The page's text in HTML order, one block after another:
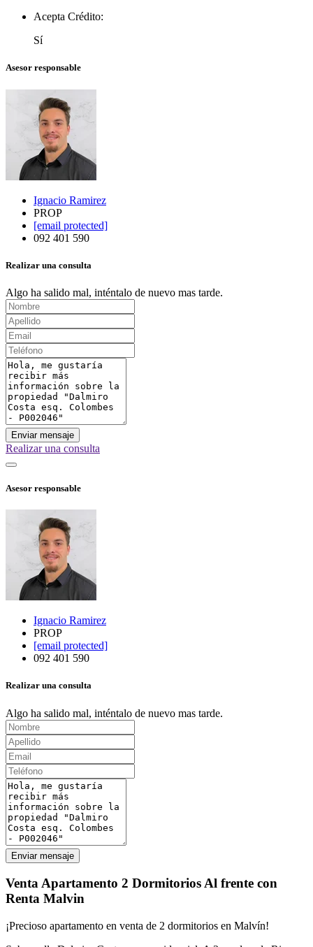
Acepta Crédito:
Sí
Asesor responsable
Ignacio Ramirez
PROP
[email protected]
092 401 590
Realizar una consulta
Algo ha salido mal, inténtalo de nuevo mas tarde.
Enviar mensaje
Realizar una consulta
Asesor responsable
Ignacio Ramirez
PROP
[email protected]
092 401 590
Realizar una consulta
Algo ha salido mal, inténtalo de nuevo mas tarde.
Enviar mensaje
Venta Apartamento 2 Dormitorios Al frente con
Renta Malvin
¡Precioso apartamento en venta de 2 dormitorios en Malvín!